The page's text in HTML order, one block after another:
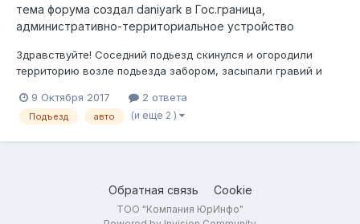
тема форума создал daniyark в Гос.граница,
административно-территориальное устройство
Здравствуйте! Соседний подьезд скинулся и огородили
территорию возле подьезда забором, засыпали гравий и
машину на их «парковке» и мне кто-то ее пацарапал острым
предметом. Летом они поставили шлагбаум, но убрали
9 Октября 2017 2 ответа
Подъезд авто (и еще 2 )
Обратная связь Cookie
ТОО "Компания ЮрИнфо"